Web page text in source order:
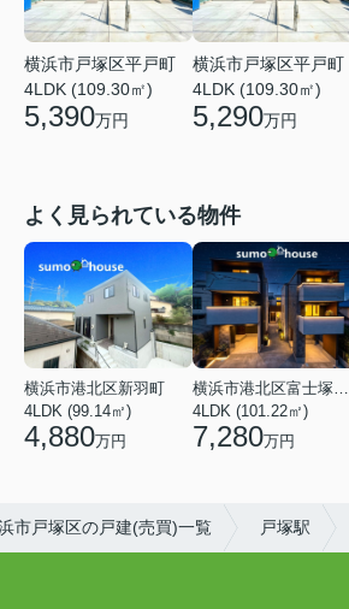
横浜市戸塚区平戸町
4LDK (109.30㎡)
5,390万円
横浜市戸塚区平戸町
4LDK (109.30㎡)
5,290万円
よく見られている物件
横浜市港北区新羽町
4LDK (99.14㎡)
4,880万円
横浜市港北区富士塚２丁目
4LDK (101.22㎡)
7,280万円
市戸塚区の戸建(売買)一覧 戸塚駅